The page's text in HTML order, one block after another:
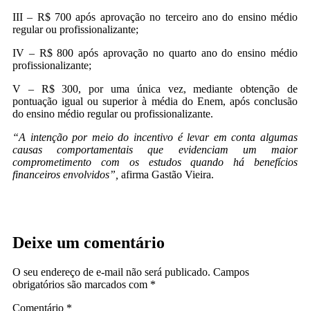
III – R$ 700 após aprovação no terceiro ano do ensino médio
regular ou profissionalizante;
IV – R$ 800 após aprovação no quarto ano do ensino médio
profissionalizante;
V – R$ 300, por uma única vez, mediante obtenção de
pontuação igual ou superior à média do Enem, após conclusão
do ensino médio regular ou profissionalizante.
“A intenção por meio do incentivo é levar em conta algumas
causas comportamentais que evidenciam um maior
comprometimento com os estudos quando há benefícios
financeiros envolvidos”, afirma Gastão Vieira.
Deixe um comentário
O seu endereço de e-mail não será publicado. Campos
obrigatórios são marcados com *
Comentário *